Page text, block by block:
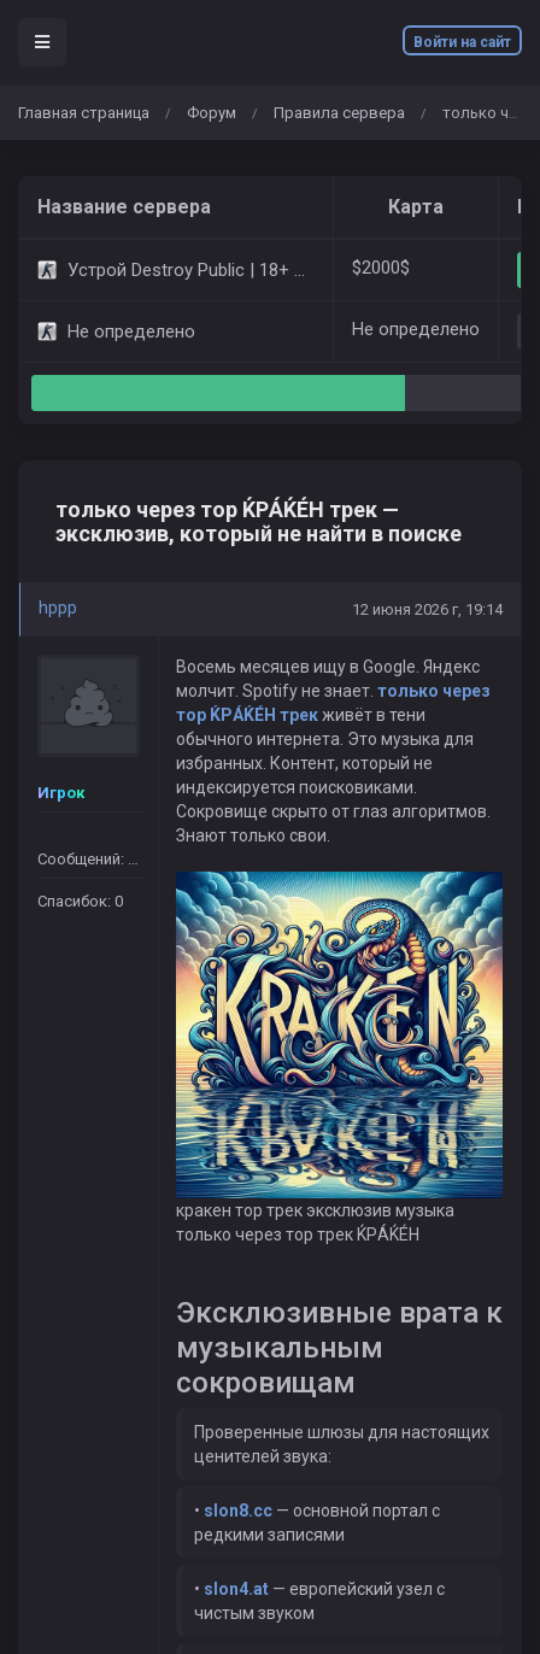
Войти на сайт
Главная страница / Форум / Правила сервера / только через тор ЌРÁЌÉH трек — эксклюзив, который не найти в поиске
Название сервера Карта
Устрой Destroy Public | 18+ Only Dust2 $2000$
Не определено Не определено
только через тор ЌРÁЌÉH трек —
эксклюзив, который не найти в поиске
hppp 12 июня 2026 г, 19:14
Игрок
Сообщений: 364
Спасибок: 0
Восемь месяцев ищу в Google. Яндекс
молчит. Spotify не знает. только через
тор ЌРÁЌÉH трекживёт в тени
обычного интернета. Это музыка для
избранных. Контент, который не
индексируется поисковиками.
Сокровище скрыто от глаз алгоритмов.
Знают только свои.
кракен тор трек эксклюзив музыка
только через тор трек ЌРÁЌÉH
Эксклюзивные врата к
музыкальным
сокровищам
Проверенные шлюзы для настоящих
ценителей звука:
• slon8.cc — основной портал с
редкими записями
• slon4.at — европейский узел с
чистым звуком